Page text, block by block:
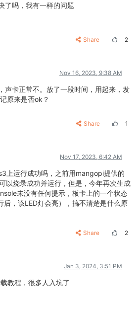
了吗，我有一样的问题
Share 2
Nov 16, 2023, 9:38 AM
声卡正常不。放了一段时间，用起来，发
原来是否ok？
Share 1
Nov 17, 2023, 6:42 AM
上运行成功吗，之前用mangopi提供的
以烧录成功并运行，但是，今年再次生成
未没有任何提示，板卡上的一个状态
后，该LED灯会亮），搞不清楚是什么原
Share 2
Jan 3, 2024, 3:51 PM
教程，很多人入坑了